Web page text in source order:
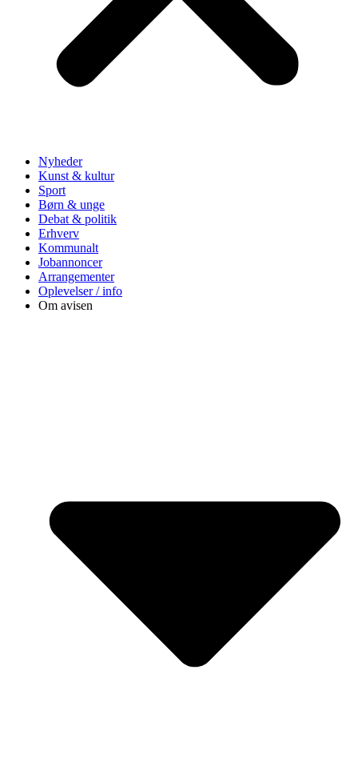
Nyheder
Kunst & kultur
Sport
Børn & unge
Debat & politik
Erhverv
Kommunalt
Jobannoncer
Arrangementer
Oplevelser / info
Om avisen